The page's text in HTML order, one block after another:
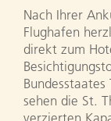
Nach Ihrer
Flughafen
direkt zum
sehen die St.
verzierten